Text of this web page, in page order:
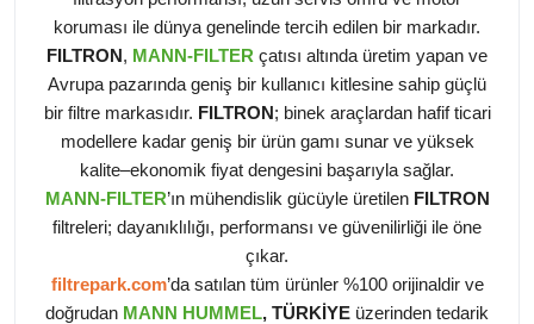
koruması ile dünya genelinde tercih edilen bir markadır.
FILTRON , MANN-FILTER çatısı altında üretim yapan ve
Avrupa pazarında geniş bir kullanıcı kitlesine sahip güçlü
bir filtre markasıdır. FILTRON ; binek araçlardan hafif ticari
modellere kadar geniş bir ürün gamı sunar ve yüksek
kalite–ekonomik fiyat dengesini başarıyla sağlar.
MANN-FILTER’ın mühendislik gücüyle üretilen FILTRON
filtreleri; dayanıklılığı, performansı ve güvenilirliği ile öne
çıkar.
filtrepark.com’da satılan tüm ürünler %100 orijinaldir ve
doğrudan MANN HUMMEL, TÜRKİYE üzerinden tedarik